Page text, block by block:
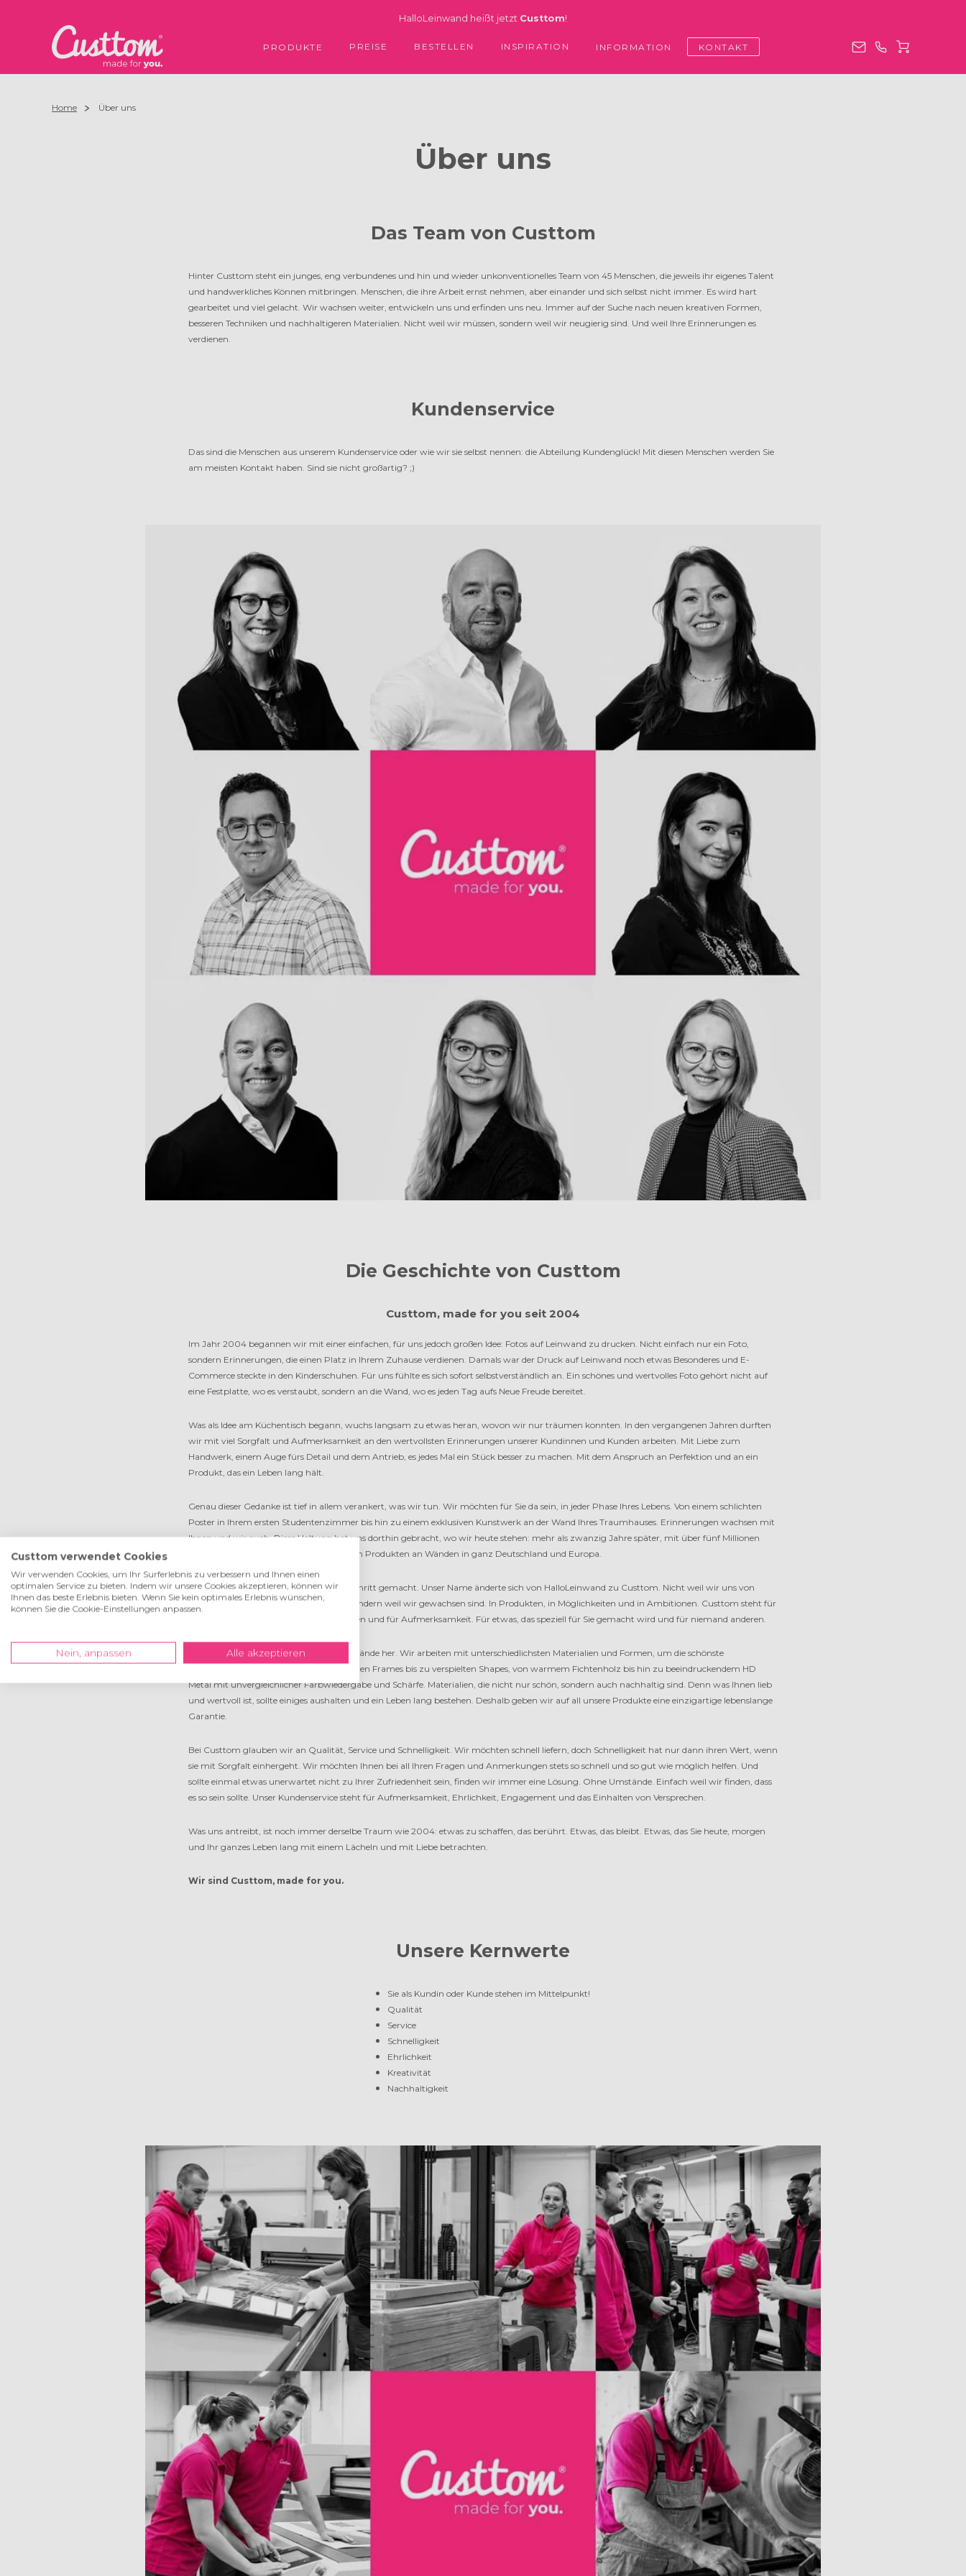
HalloLeinwand heißt jetzt Custtom!
PRODUKTE PREISE BESTELLEN INSPIRATION INFORMATION KONTAKT
Home Über uns
Über uns
Das Team von Custtom
Hinter Custtom steht ein junges, eng verbundenes und hin und wieder unkonventionelles Team von 45 Menschen, die jeweils ihr eigenes Talent
und handwerkliches Können mitbringen. Menschen, die ihre Arbeit ernst nehmen, aber einander und sich selbst nicht immer. Es wird hart
gearbeitet und viel gelacht. Wir wachsen weiter, entwickeln uns und erfinden uns neu. Immer auf der Suche nach neuen kreativen Formen,
besseren Techniken und nachhaltigeren Materialien. Nicht weil wir müssen, sondern weil wir neugierig sind. Und weil Ihre Erinnerungen es
verdienen.
Kundenservice
Das sind die Menschen aus unserem Kundenservice oder wie wir sie selbst nennen: die Abteilung Kundenglück! Mit diesen Menschen werden Sie
am meisten Kontakt haben. Sind sie nicht großartig? ;)
Die Geschichte von Custtom
Custtom, made for you seit 2004
Im Jahr 2004 begannen wir mit einer einfachen, für uns jedoch großen Idee: Fotos auf Leinwand zu drucken. Nicht einfach nur ein Foto,
sondern Erinnerungen, die einen Platz in Ihrem Zuhause verdienen. Damals war der Druck auf Leinwand noch etwas Besonderes und E-
Commerce steckte in den Kinderschuhen. Für uns fühlte es sich sofort selbstverständlich an. Ein schönes und wertvolles Foto gehört nicht auf
eine Festplatte, wo es verstaubt, sondern an die Wand, wo es jeden Tag aufs Neue Freude bereitet.
Was als Idee am Küchentisch begann, wuchs langsam zu etwas heran, wovon wir nur träumen konnten. In den vergangenen Jahren durften
wir mit viel Sorgfalt und Aufmerksamkeit an den wertvollsten Erinnerungen unserer Kundinnen und Kunden arbeiten. Mit Liebe zum
Handwerk, einem Auge fürs Detail und dem Antrieb, es jedes Mal ein Stück besser zu machen. Mit dem Anspruch an Perfektion und an ein
Produkt, das ein Leben lang hält.
Genau dieser Gedanke ist tief in allem verankert, was wir tun. Wir möchten für Sie da sein, in jeder Phase Ihres Lebens. Von einem schlichten
Poster in Ihrem ersten Studentenzimmer bis hin zu einem exklusiven Kunstwerk an der Wand Ihres Traumhauses. Erinnerungen wachsen mit
Ihnen und wir auch. Diese Haltung hat uns dorthin gebracht, wo wir heute stehen: mehr als zwanzig Jahre später, mit über fünf Millionen
Leinwänden und anderen wunderschönen Produkten an Wänden in ganz Deutschland und Europa.
Anfang 2024 haben wir den nächsten Schritt gemacht. Unser Name änderte sich von HalloLeinwand zu Custtom. Nicht weil wir uns von
unseren Wurzeln distanzieren wollten, sondern weil wir gewachsen sind. In Produkten, in Möglichkeiten und in Ambitionen. Custtom steht für
Maßarbeit, für persönliche Entscheidungen und für Aufmerksamkeit. Für etwas, das speziell für Sie gemacht wird und für niemand anderen.
Heute stellen wir weit mehr als nur Leinwände her. Wir arbeiten mit unterschiedlichsten Materialien und Formen, um die schönste
Wanddekoration zu schaffen, von eleganten Frames bis zu verspielten Shapes, von warmem Fichtenholz bis hin zu beeindruckendem HD
Metal mit unvergleichlicher Farbwiedergabe und Schärfe. Materialien, die nicht nur schön, sondern auch nachhaltig sind. Denn was Ihnen lieb
und wertvoll ist, sollte einiges aushalten und ein Leben lang bestehen. Deshalb geben wir auf all unsere Produkte eine einzigartige lebenslange
Garantie.
Bei Custtom glauben wir an Qualität, Service und Schnelligkeit. Wir möchten schnell liefern, doch Schnelligkeit hat nur dann ihren Wert, wenn
sie mit Sorgfalt einhergeht. Wir möchten Ihnen bei all Ihren Fragen und Anmerkungen stets so schnell und so gut wie möglich helfen. Und
sollte einmal etwas unerwartet nicht zu Ihrer Zufriedenheit sein, finden wir immer eine Lösung. Ohne Umstände. Einfach weil wir finden, dass
es so sein sollte. Unser Kundenservice steht für Aufmerksamkeit, Ehrlichkeit, Engagement und das Einhalten von Versprechen.
Was uns antreibt, ist noch immer derselbe Traum wie 2004: etwas zu schaffen, das berührt. Etwas, das bleibt. Etwas, das Sie heute, morgen
und Ihr ganzes Leben lang mit einem Lächeln und mit Liebe betrachten.
Wir sind Custtom, made for you.
Unsere Kernwerte
Sie als Kundin oder Kunde stehen im Mittelpunkt!
Qualität
Service
Schnelligkeit
Ehrlichkeit
Kreativität
Nachhaltigkeit
Custtom verwendet Cookies
Wir verwenden Cookies, um Ihr Surferlebnis zu verbessern und Ihnen einen
optimalen Service zu bieten. Indem wir unsere Cookies akzeptieren, können wir
Ihnen das beste Erlebnis bieten. Wenn Sie kein optimales Erlebnis wünschen,
können Sie die Cookie-Einstellungen anpassen.
Nein, anpassen Alle akzeptieren